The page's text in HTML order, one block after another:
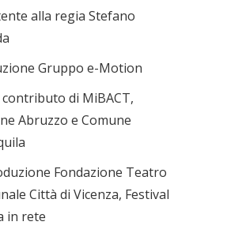
alla regia Stefano
Gruppo e-Motion
contributo di MiBACT,
Abruzzo e Comune
Fondazione Teatro
Città di Vicenza, Festival
in rete